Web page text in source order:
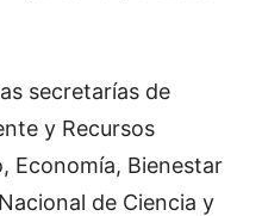
secretarías de
y Recursos
Economía, Bienestar
de Ciencia y